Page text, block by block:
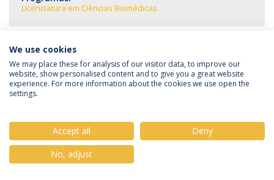
Licenciatura em Ciências Biomédicas
Política de Privacidade
Termos & Condições
Direitos do Titular dos Dados
© 2026 Universidade Católica Portuguesa
We use cookies
We may place these for analysis of our visitor data, to improve our
website, show personalised content and to give you a great website
experience. For more information about the cookies we use open the
settings.
Accept all
Deny
No, adjust